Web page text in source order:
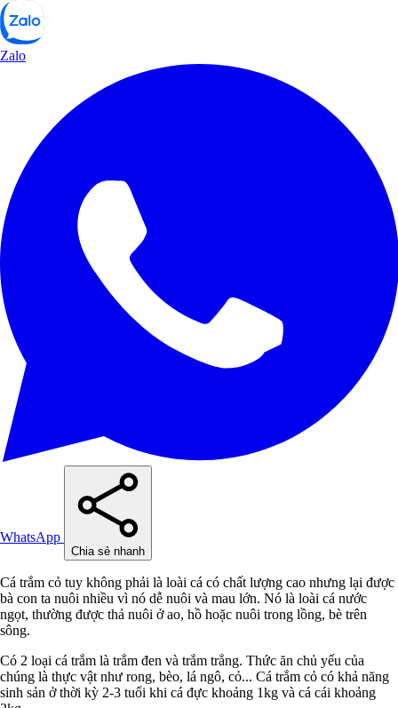
Zalo
WhatsApp
Chia sẻ nhanh
Cá trắm cỏ tuy không phải là loài cá có chất lượng cao nhưng lại được
bà con ta nuôi nhiều vì nó dễ nuôi và mau lớn. Nó là loài cá nước
ngọt, thường được thả nuôi ở ao, hồ hoặc nuôi trong lồng, bè trên
sông.
Có 2 loại cá trắm là trắm đen và trắm trắng. Thức ăn chủ yếu của
chúng là thực vật như rong, bèo, lá ngô, cỏ... Cá trắm cỏ có khả năng
sinh sản ở thời kỳ 2-3 tuổi khi cá đực khoảng 1kg và cá cái khoảng